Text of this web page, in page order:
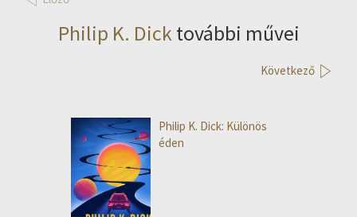
Philip K. Dicktovábbi művei
Következő
Philip K. Dick: Különös
éden